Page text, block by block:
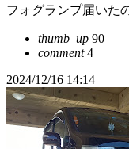
フォグランプ届いた
thumb_up 90
comment4
2024/12/16 14:14